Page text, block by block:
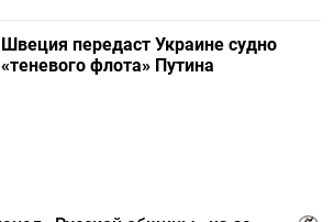
Швеция передаст Украине судно
«теневого флота» Путина